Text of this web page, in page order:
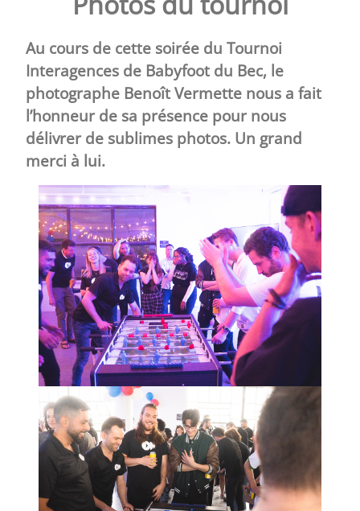
Au cours de cette soirée du Tournoi
Interagences de Babyfoot du Bec, le
photographe Benoît Vermette nous a fait
l’honneur de sa présence pour nous
délivrer de sublimes photos. Un grand
merci à lui.